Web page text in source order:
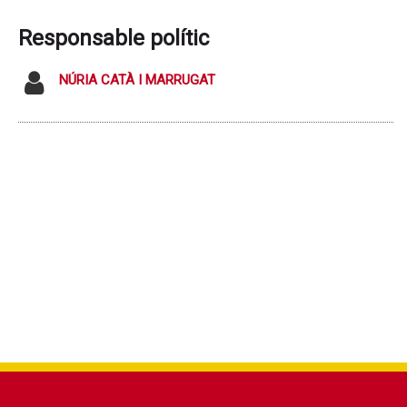
Responsable polític
NÚRIA CATÀ I MARRUGAT